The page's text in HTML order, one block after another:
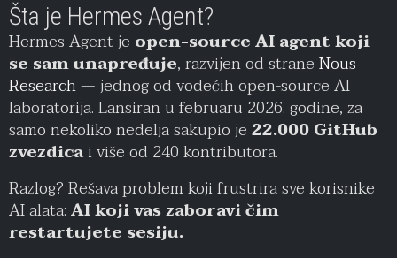
Šta je Hermes Agent?
Hermes Agent je open-source AI agent koji
se sam unapređuje, razvijen od straneNous
Research— jednog od vodećih open-source AI
laboratorija. Lansiran u februaru 2026. godine, za
samo nekoliko nedelja sakupio je22.000 GitHub
zvezdicai više od 240 kontributora.
Razlog? Rešava problem koji frustrira sve korisnike
AI alata:AI koji vas zaboravi čim
restartujete sesiju.